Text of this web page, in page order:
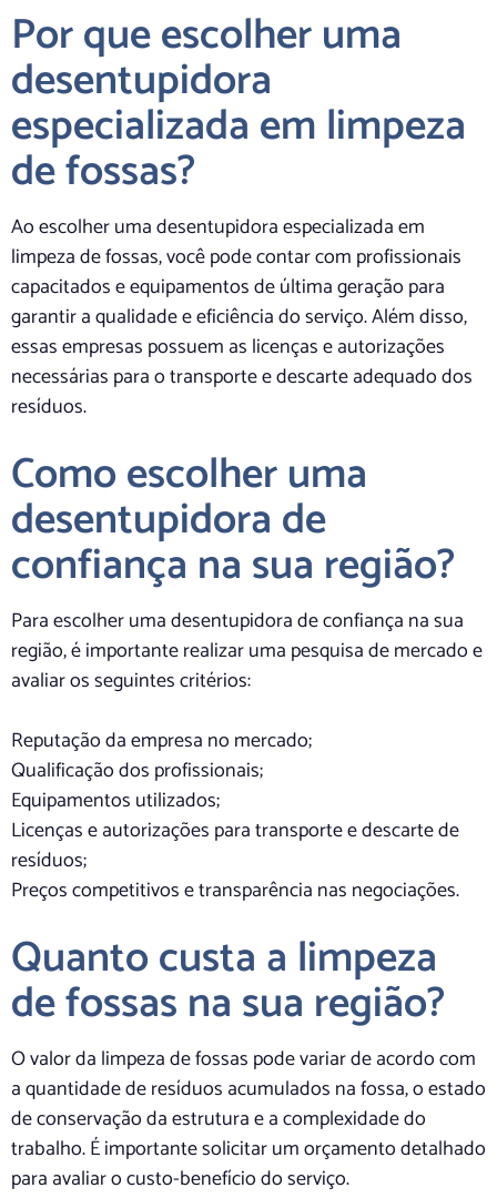
Por que escolher uma
desentupidora
especializada em limpeza
de fossas?
Ao escolher uma desentupidora especializada em
limpeza de fossas, você pode contar com profissionais
capacitados e equipamentos de última geração para
garantir a qualidade e eficiência do serviço. Além disso,
essas empresas possuem as licenças e autorizações
necessárias para o transporte e descarte adequado dos
resíduos.
Como escolher uma
desentupidora de
confiança na sua região?
Para escolher uma desentupidora de confiança na sua
região, é importante realizar uma pesquisa de mercado e
avaliar os seguintes critérios:
Reputação da empresa no mercado;
Qualificação dos profissionais;
Equipamentos utilizados;
Licenças e autorizações para transporte e descarte de
resíduos;
Preços competitivos e transparência nas negociações.
Quanto custa a limpeza
de fossas na sua região?
O valor da limpeza de fossas pode variar de acordo com
a quantidade de resíduos acumulados na fossa, o estado
de conservação da estrutura e a complexidade do
trabalho. É importante solicitar um orçamento detalhado
para avaliar o custo-benefício do serviço.